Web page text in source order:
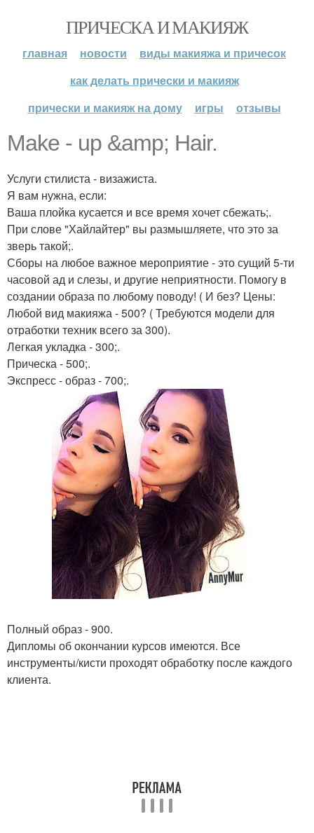
ПРИЧЕСКА И МАКИЯЖ
главная новости
виды макияжа и причесок
как делать прически и макияж
прически и макияж на дому
игры отзывы
Make - up &amp; Hair.
Услуги стилиста - визажиста.
Я вам нужна, если:
Ваша плойка кусается и все время хочет сбежать;.
При слове "Хайлайтер" вы размышляете, что это за
зверь такой;.
Сборы на любое важное мероприятие - это сущий 5-ти
часовой ад и слезы, и другие неприятности. Помогу в
создании образа по любому поводу! ( И без? Цены:
Любой вид макияжа - 500? ( Требуются модели для
отработки техник всего за 300).
Легкая укладка - 300;.
Прическа - 500;.
Экспресс - образ - 700;.
Полный образ - 900.
Дипломы об окончании курсов имеются. Все
инструменты/кисти проходят обработку после каждого
клиента.